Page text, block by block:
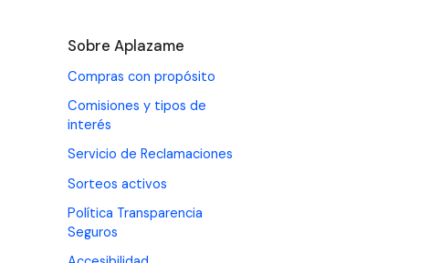
Sobre Aplazame
Compras con propósito
Comisiones y tipos de
interés
Servicio de Reclamaciones
Sorteos activos
Política Transparencia
Seguros